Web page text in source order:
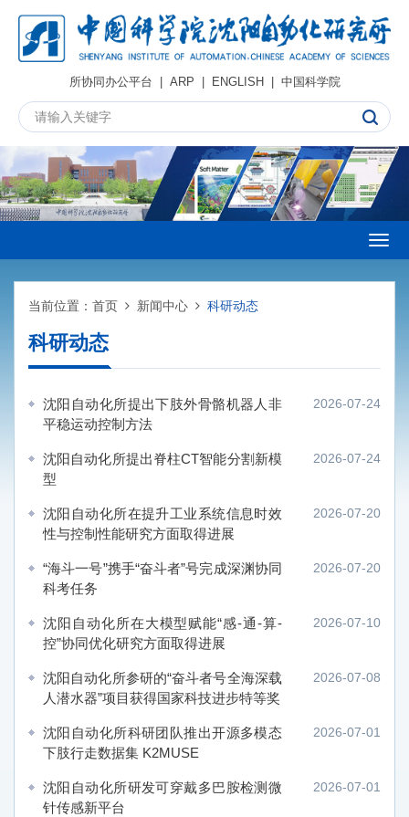
所协同办公平台 | ARP | ENGLISH| 中国科学院
当前位置： 首页 新闻中心 科研动态
科研动态
沈阳自动化所提出下肢外骨骼机器人非
平稳运动控制方法
2026-07-24
沈阳自动化所提出脊柱CT智能分割新模
型
2026-07-24
沈阳自动化所在提升工业系统信息时效
性与控制性能研究方面取得进展
2026-07-20
“海斗一号”携手“奋斗者”号完成深渊协同
科考任务
2026-07-20
沈阳自动化所在大模型赋能“感-通-算-
控”协同优化研究方面取得进展
2026-07-10
沈阳自动化所参研的“奋斗者号全海深载
人潜水器”项目获得国家科技进步特等奖
2026-07-08
沈阳自动化所科研团队推出开源多模态
下肢行走数据集 K2MUSE
2026-07-01
沈阳自动化所研发可穿戴多巴胺检测微
针传感新平台
2026-07-01